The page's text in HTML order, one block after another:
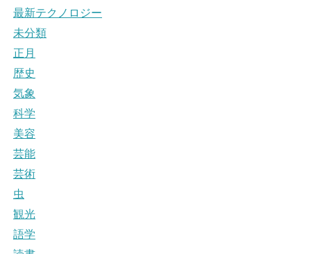
最新テクノロジー
未分類
正月
歴史
気象
科学
美容
芸能
芸術
虫
観光
語学